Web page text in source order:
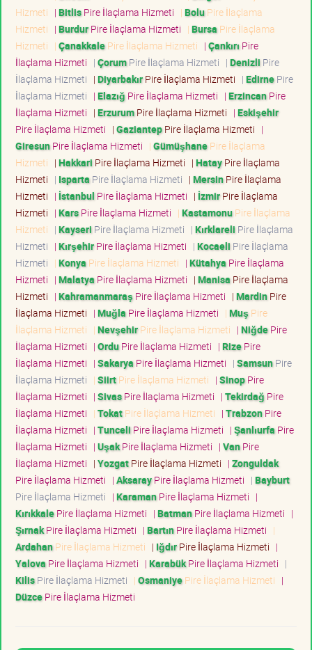
Hizmeti | BitlisPire İlaçlama Hizmeti | BoluPire İlaçlama
Hizmeti | BurdurPire İlaçlama Hizmeti | Bursa Pire İlaçlama
Hizmeti | ÇanakkalePire İlaçlama Hizmeti | Çankırı Pire
İlaçlama Hizmeti | ÇorumPire İlaçlama Hizmeti | Denizli Pire
İlaçlama Hizmeti | DiyarbakırPire İlaçlama Hizmeti | EdirnePire
İlaçlama Hizmeti | Elazığ Pire İlaçlama Hizmeti | ErzincanPire
İlaçlama Hizmeti | ErzurumPire İlaçlama Hizmeti | Eskişehir
Pire İlaçlama Hizmeti | GaziantepPire İlaçlama Hizmeti |
GiresunPire İlaçlama Hizmeti | GümüşhanePire İlaçlama
Hizmeti | Hakkari Pire İlaçlama Hizmeti | HatayPire İlaçlama
Hizmeti | Isparta Pire İlaçlama Hizmeti | MersinPire İlaçlama
Hizmeti | İstanbul Pire İlaçlama Hizmeti | İzmirPire İlaçlama
Hizmeti | KarsPire İlaçlama Hizmeti | KastamonuPire İlaçlama
Hizmeti | Kayseri Pire İlaçlama Hizmeti | Kırklareli Pire İlaçlama
Hizmeti | KırşehirPire İlaçlama Hizmeti | Kocaeli Pire İlaçlama
Hizmeti | Konya Pire İlaçlama Hizmeti | Kütahya Pire İlaçlama
Hizmeti | Malatya Pire İlaçlama Hizmeti | Manisa Pire İlaçlama
Hizmeti | Kahramanmaraş Pire İlaçlama Hizmeti | MardinPire
İlaçlama Hizmeti | Muğla Pire İlaçlama Hizmeti | Muş Pire
İlaçlama Hizmeti | NevşehirPire İlaçlama Hizmeti | NiğdePire
İlaçlama Hizmeti | OrduPire İlaçlama Hizmeti | RizePire
İlaçlama Hizmeti | Sakarya Pire İlaçlama Hizmeti | SamsunPire
İlaçlama Hizmeti | SiirtPire İlaçlama Hizmeti | SinopPire
İlaçlama Hizmeti | SivasPire İlaçlama Hizmeti | Tekirdağ Pire
İlaçlama Hizmeti | TokatPire İlaçlama Hizmeti | TrabzonPire
İlaçlama Hizmeti | Tunceli Pire İlaçlama Hizmeti | Şanlıurfa Pire
İlaçlama Hizmeti | UşakPire İlaçlama Hizmeti | VanPire
İlaçlama Hizmeti | YozgatPire İlaçlama Hizmeti | Zonguldak
Pire İlaçlama Hizmeti | AksarayPire İlaçlama Hizmeti | Bayburt
Pire İlaçlama Hizmeti | KaramanPire İlaçlama Hizmeti |
KırıkkalePire İlaçlama Hizmeti | BatmanPire İlaçlama Hizmeti |
ŞırnakPire İlaçlama Hizmeti | BartınPire İlaçlama Hizmeti |
ArdahanPire İlaçlama Hizmeti | IğdırPire İlaçlama Hizmeti |
Yalova Pire İlaçlama Hizmeti | KarabükPire İlaçlama Hizmeti |
KilisPire İlaçlama Hizmeti | OsmaniyePire İlaçlama Hizmeti |
DüzcePire İlaçlama Hizmeti